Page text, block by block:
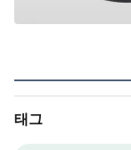
태그